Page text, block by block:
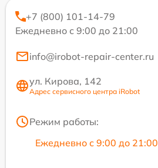
+7 (800) 101-14-79
Ежедневно с 9:00 до 21:00
info@irobot-repair-center.ru
ул. Кирова, 142
Адрес сервисного центра iRobot
Режим работы:
Ежедневно с 9:00 до 21:00